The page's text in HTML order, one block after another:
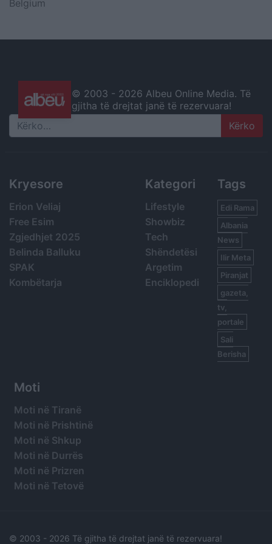
Belgium
© 2003 - 2026 Albeu Online Media. Të
gjitha të drejtat janë të rezervuara!
Search
Kryesore
Erion Veliaj
Free Esim
Zgjedhjet 2025
Belinda Balluku
SPAK
Kombëtarja
Kategori
Lifestyle
Showbiz
Tech
Shëndetësi
Argetim
Enciklopedi
Tags
Edi Rama
Albania
News
Ilir Meta
Piranjat
gazeta,
tv,
portale
Sali
Berisha
Moti
Moti në Tiranë
Moti në Prishtinë
Moti në Shkup
Moti në Durrës
Moti në Prizren
Moti në Tetovë
© 2003 - 2026 Të gjitha të drejtat janë të rezervuara!